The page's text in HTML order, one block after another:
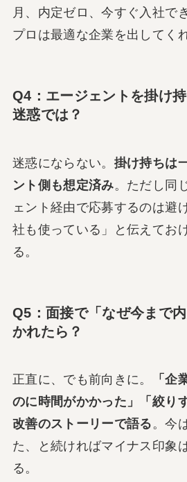
月、内定ゼロ、今すぐ入社で
プロは最適な企業を出してく
Q4：エージェントを掛け
迷惑では？
迷惑にならない。 掛け持ちは
ント側も想定済み。ただし同
ェント経由で応募するのは避
社も使っている」と伝えてお
る。
Q5：面接で「なぜ今まで
かれたら？
正直に、でも前向きに。
「企
のに時間がかかった」「絞り
改善のストーリーで語る。今
た、と続ければマイナス印象
る。